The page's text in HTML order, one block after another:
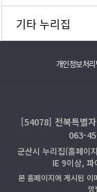
기타 누리집
개인정보처
[54078] 전북특별
063-
군산시 누리집(홈페이
IE 9이상, 파
본 홈페이지에 게시된